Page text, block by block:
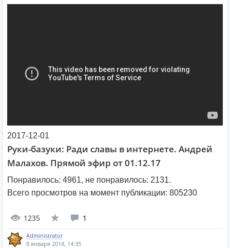
2017-12-01
Руки-базуки: Ради славы в интернете. Андрей
Малахов. Прямой эфир от 01.12.17
Понравилось: 4961, не понравилось: 2131.
Всего просмотров на момент публикации: 805230
1235 1
Administrator
8 января 2018, 14:35